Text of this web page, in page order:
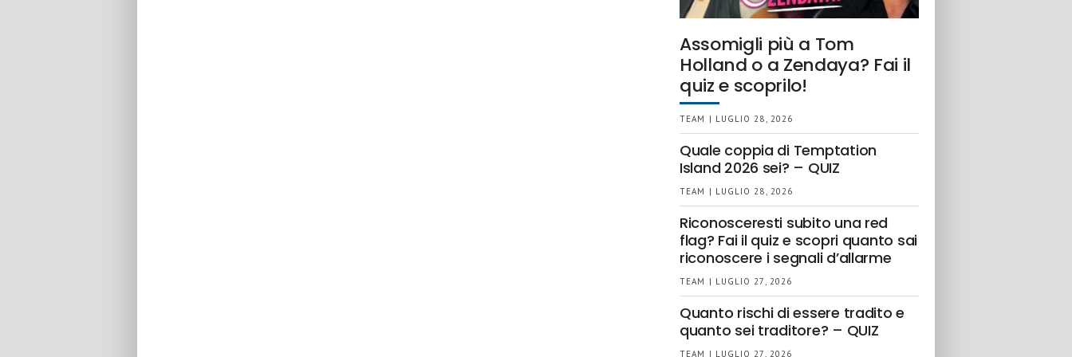
Assomigli più a Tom
Holland o a Zendaya? Fai il
quiz e scoprilo!
TEAM | LUGLIO 28, 2026
Quale coppia di Temptation
Island 2026 sei? – QUIZ
TEAM | LUGLIO 28, 2026
Riconosceresti subito una red
flag? Fai il quiz e scopri quanto sai
riconoscere i segnali d’allarme
TEAM | LUGLIO 27, 2026
Quanto rischi di essere tradito e
quanto sei traditore? – QUIZ
TEAM | LUGLIO 27, 2026